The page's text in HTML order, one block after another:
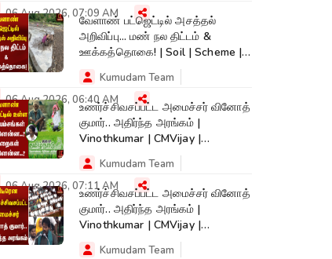
06 Aug 2026, 07:09 AMவேளாண் பட்ஜெட்டில் அசத்தல்
அறிவிப்பு... மண் நல திட்டம் &
ஊக்கத்தொகை! | Soil | Scheme |
Kumudam News
Kumudam Team
06 Aug 2026, 06:40 AMஉணர்ச்சிவசப்பட்ட அமைச்சர் வினோத்
குமார்.. அதிர்ந்த அரங்கம் |
Vinothkumar | CMVijay |
Kumudam News
Kumudam Team
06 Aug 2026, 07:11 AMஉணர்ச்சிவசப்பட்ட அமைச்சர் வினோத்
குமார்.. அதிர்ந்த அரங்கம் |
Vinothkumar | CMVijay |
Kumudam News
Kumudam Team